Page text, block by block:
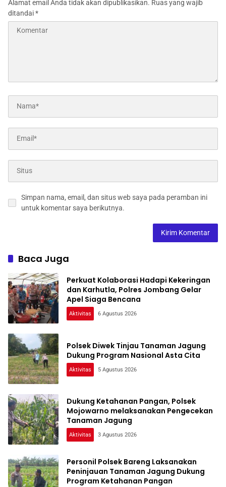
Alamat email Anda tidak akan dipublikasikan. Ruas yang wajib
ditandai*
Simpan nama, email, dan situs web saya pada peramban ini
untuk komentar saya berikutnya.
Baca Juga
Perkuat Kolaborasi Hadapi Kekeringan
dan Karhutla, Polres Jombang Gelar
Apel Siaga Bencana
Aktivitas 6 Agustus 2026
Polsek Diwek Tinjau Tanaman Jagung
Dukung Program Nasional Asta Cita
Aktivitas 5 Agustus 2026
Dukung Ketahanan Pangan, Polsek
Mojowarno melaksanakan Pengecekan
Tanaman Jagung
Aktivitas 3 Agustus 2026
Personil Polsek Bareng Laksanakan
Peninjauan Tanaman Jagung Dukung
Program Ketahanan Pangan